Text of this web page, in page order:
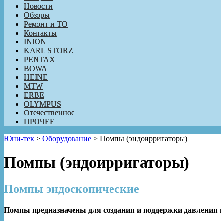
Новости
Обзоры
Ремонт и ТО
Контакты
INION
KARL STORZ
PENTAX
BOWA
HEINE
MTW
ERBE
OLYMPUS
Отечественное
ПРОЧЕЕ
Юни-тек > Оборудование > Помпы (эндоирригаторы)
Помпы (эндоирригаторы)
Помпы эндоскопические
Помпы предназначены для создания и поддержки давления